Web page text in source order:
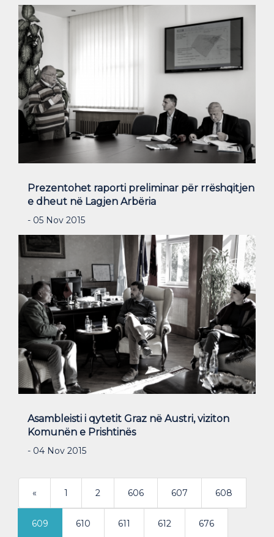
Prezentohet raporti preliminar për rrëshqitjen
e dheut në Lagjen Arbëria
- 05 Nov 2015
Asambleisti i qytetit Graz në Austri, viziton
Komunën e Prishtinës
- 04 Nov 2015
« 1 2 606 607 608
609 610 611 612 676